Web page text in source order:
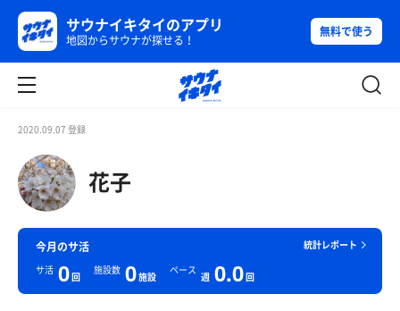
サウナイキタイのアプリ
地図からサウナが探せる！
無料で使う
2020.09.07 登録
花子
統計レポート
今月のサ活
サ活 0回
施設数 0施設
ペース
週 0.0回